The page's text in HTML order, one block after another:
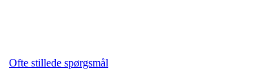
Ofte stillede spørgsmål